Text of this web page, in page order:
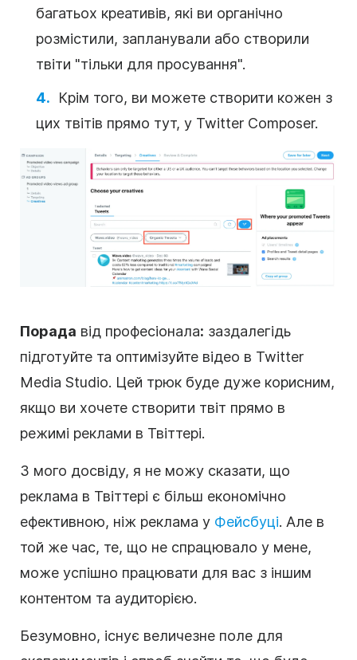
багатьох креативів, які ви органічно
розмістили, запланували або створили
твіти "тільки для просування".
Крім того, ви можете створити кожен з
цих твітів прямо тут, у Twitter Composer.
Порада від професіонала: заздалегідь
підготуйте та оптимізуйте відео в Twitter
Media Studio. Цей трюк буде дуже корисним,
якщо ви хочете створити твіт прямо в
режимі реклами в Твіттері.
З мого досвіду, я не можу сказати, що
реклама в Твіттері є більш економічно
ефективною, ніж реклама у Фейсбуці. Але в
той же час, те, що не спрацювало у мене,
може успішно працювати для вас з іншим
контентом та аудиторією.
Безумовно, існує величезне поле для